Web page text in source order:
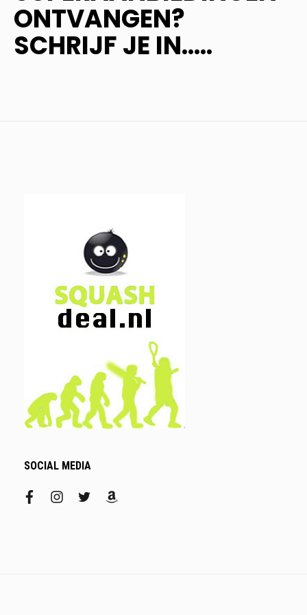
ONTVANGEN?
SCHRIJF JE IN.....
SOCIAL MEDIA
facebookinstagram
twitteramazon